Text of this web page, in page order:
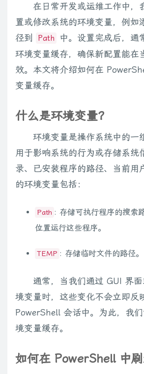
在日常开发或运维工作中，
置或修改系统的环境变量，例如
径到
Path
中。设置完成后，通
环境变量缓存，确保新配置能在
效。本文将介绍如何在
变量缓存。
什么是环境变量？
环境变量是操作系统中的一
用于影响系统的行为或存储系统
录、已安装程序的路径、当前用
的环境变量包括：
Path : 存储可执行程序的搜索
位置运行这些程序。
TEMP : 存储临时文件的路径。
通常，当我们通过 GUI 界
境变量时，这些变化不会立即反
PowerShell 会话中。为此，我
境变量缓存。
如何在 PowerShell 中